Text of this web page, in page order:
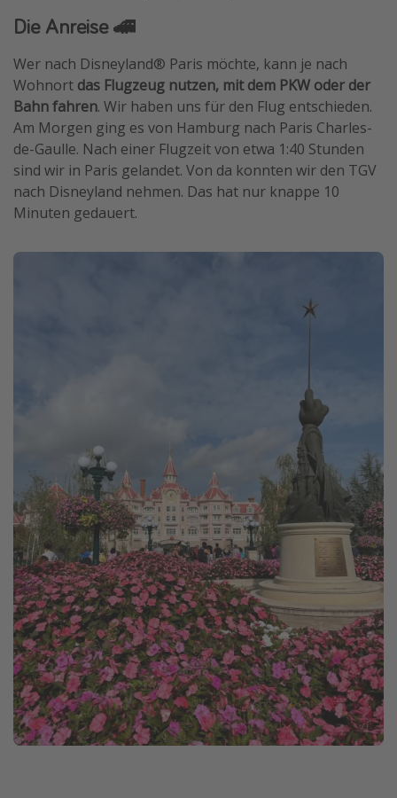
Hotels in Hamburg
Hotels am Achensee
Weitere Themen
Reise Journal
Familienurlaub in der Türkei
Rundreisen in Thailand
Die Anreise 🚄
Wer nach Disneyland® Paris möchte, kann je nach
Wohnort das Flugzeug nutzen, mit dem PKW oder der
Bahn fahren. Wir haben uns für den Flug entschieden.
Am Morgen ging es von Hamburg nach Paris Charles-
de-Gaulle. Nach einer Flugzeit von etwa 1:40 Stunden
sind wir in Paris gelandet. Von da konnten wir den TGV
nach Disneyland nehmen. Das hat nur knappe 10
Minuten gedauert.